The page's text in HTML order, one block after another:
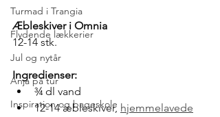
Turmad i Trangia
Flydende lækkerier
Jul og nytår
Anja på tur
Inspiration og bageskole
Æbleskiver i Omnia
12-14 stk.
Ingredienser:
¾ dl vand
12-14 æbleskiver, hjemmelavede